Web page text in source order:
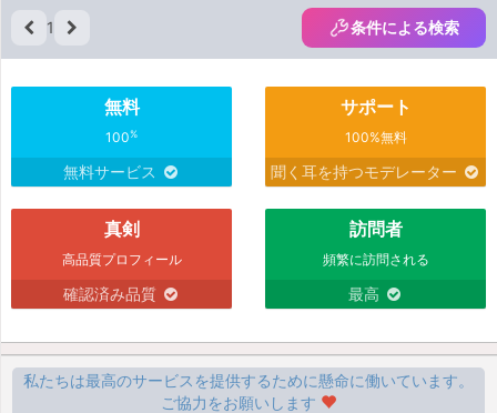
1 条件による検索
無料
100%
無料サービス
サポート
100%無料
聞く耳を持つモデレーター
真剣
高品質プロフィール
確認済み品質
訪問者
頻繁に訪問される
最高
私たちは最高のサービスを提供するために懸命に働いています。
ご協力をお願いします